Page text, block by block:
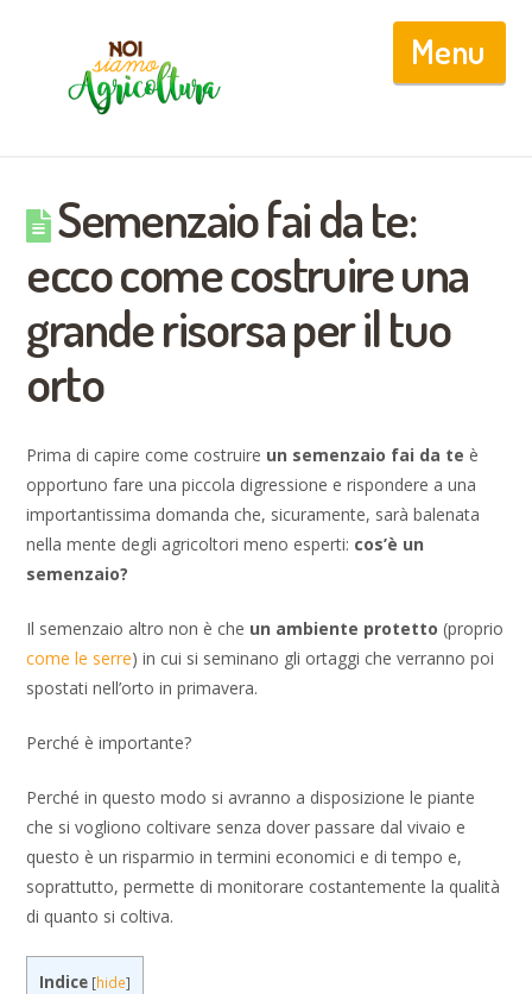
Semenzaio fai da te:
ecco come costruire una
grande risorsa per il tuo
orto
Prima di capire come costruire un semenzaio fai da te è
opportuno fare una piccola digressione e rispondere a una
importantissima domanda che, sicuramente, sarà balenata
nella mente degli agricoltori meno esperti: cos’è un
semenzaio?
Il semenzaio altro non è che un ambiente protetto (proprio
come le serre) in cui si seminano gli ortaggi che verranno poi
spostati nell’orto in primavera.
Perché è importante?
Perché in questo modo si avranno a disposizione le piante
che si vogliono coltivare senza dover passare dal vivaio e
questo è un risparmio in termini economici e di tempo e,
soprattutto, permette di monitorare costantemente la qualità
di quanto si coltiva.
Indice [hide]